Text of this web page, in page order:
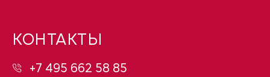
КОНТАКТЫ
+7 495 662 58 85